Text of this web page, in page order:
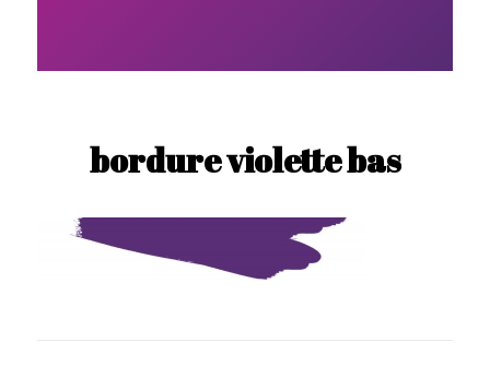
bordure violette bas